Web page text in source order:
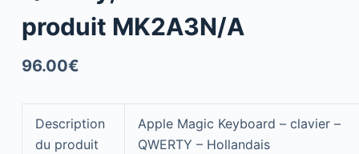
produit MK2A3N/A
96.00€
Description
du produit
Apple Magic Keyboard – clavier –
QWERTY – Hollandais